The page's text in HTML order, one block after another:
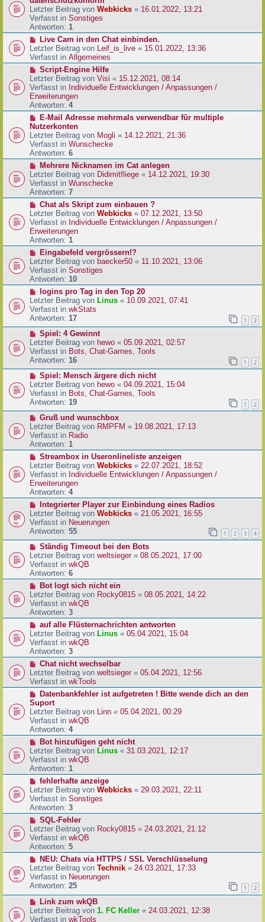
g
B
e
i
t
a
g
u
e
r
B
e
i
t
a
g
Letzter Beitrag von Webkicks « 16.01.2022, 13:21
Verfasst in Sonstiges
Antworten: 1
N
e
u
e
r
B
e
i
t
a
g
Live Cam in den Chat einbinden.
Letzter Beitrag von Leif_is_live « 15.01.2022, 13:36
Verfasst in Allgemeines
N
e
u
e
r
B
e
i
t
r
a
g
Script-Engine Hilfe
Letzter Beitrag von Visi « 15.12.2021, 08:14
Verfasst in Individuelle Entwicklungen / Anpassungen /
Erweiterungen
Antworten: 4
N
e
u
e
r
B
e
i
t
r
a
g
E-Mail Adresse mehrmals verwendbar für multiple
Nutzerkonten
Letzter Beitrag von Mogli « 14.12.2021, 21:36
Verfasst in Wunschecke
Antworten: 6
N
e
u
e
r
B
e
i
t
r
a
g
Mehrere Nicknamen im Cat anlegen
Letzter Beitrag von Didimitfliege « 14.12.2021, 19:30
Verfasst in Wunschecke
Antworten: 7
N
e
u
e
r
B
e
i
t
r
a
g
Chat als Skript zum einbauen ?
Letzter Beitrag von Webkicks « 07.12.2021, 13:50
Verfasst in Individuelle Entwicklungen / Anpassungen /
Erweiterungen
Antworten: 1
N
e
u
e
r
B
e
i
t
a
g
Eingabefeld vergrössern!?
Letzter Beitrag von baecker50 « 11.10.2021, 13:06
Verfasst in Sonstiges
Antworten: 10
N
e
u
e
r
B
e
i
t
r
a
g
logins pro Tag in den Top 20
Letzter Beitrag von Linus « 10.09.2021, 07:41
Verfasst in wkStats
Antworten: 17 1 2
N
e
u
e
r
B
e
i
t
r
a
g
Spiel: 4 Gewinnt
Letzter Beitrag von hewo « 05.09.2021, 02:57
Verfasst in Bots, Chat-Games, Tools
Antworten: 16 1 2
N
e
u
e
r
B
e
i
t
a
g
Spiel: Mensch ärgere dich nicht
Letzter Beitrag von hewo « 04.09.2021, 15:04
Verfasst in Bots, Chat-Games, Tools
Antworten: 19 1 2
N
e
u
e
r
B
e
i
t
r
a
g
Gruß und wunschbox
Letzter Beitrag von RMPFM « 19.08.2021, 17:13
Verfasst in Radio
Antworten: 1
N
e
u
e
r
B
e
i
t
r
a
g
Streambox in Useronlineliste anzeigen
Letzter Beitrag von Webkicks « 22.07.2021, 18:52
Verfasst in Individuelle Entwicklungen / Anpassungen /
Erweiterungen
Antworten: 4
N
e
u
e
r
B
e
i
t
a
g
Integrierter Player zur Einbindung eines Radios
Letzter Beitrag von Webkicks « 21.05.2021, 16:55
Verfasst in Neuerungen
Antworten: 55 1 2 3 4
N
e
u
e
r
B
e
i
t
a
g
Ständig Timeout bei den Bots
Letzter Beitrag von weltsieger« 08.05.2021, 17:00
Verfasst in wkQB
Antworten: 6
N
e
u
e
r
B
e
i
t
a
g
Bot logt sich nicht ein
Letzter Beitrag von Rocky0815 « 08.05.2021, 14:22
Verfasst in wkQB
Antworten: 3
N
e
u
e
r
B
e
i
r
a
g
auf alle Flüsternachrichten antworten
Letzter Beitrag von Linus « 05.04.2021, 15:04
Verfasst in wkQB
Antworten: 3
N
e
u
e
B
e
i
t
a
g
Chat nicht wechselbar
Letzter Beitrag von weltsieger « 05.04.2021, 12:56
Verfasst in wkTools
N
e
u
e
r
B
e
i
t
r
a
g
Datenbankfehler ist aufgetreten ! Bitte wende dich an den
Suport
Letzter Beitrag von Linn « 05.04.2021, 00:29
Verfasst in wkQB
Antworten: 4
N
e
u
e
r
B
e
i
t
a
g
Bot hinzufügen geht nicht
Letzter Beitrag von Linus « 31.03.2021, 12:17
Verfasst in wkQB
Antworten: 1
N
e
u
e
r
B
e
i
t
a
g
fehlerhafte anzeige
Letzter Beitrag von Webkicks « 29.03.2021, 22:11
Verfasst in Sonstiges
Antworten: 3
N
e
u
e
r
B
e
i
t
a
g
SQL-Fehler
Letzter Beitrag von Rocky0815 « 24.03.2021, 21:12
Verfasst in wkQB
Antworten: 5
N
e
u
e
r
B
e
NEU: Chats via HTTPS / SSL Verschlüsselung
Letzter Beitrag von Technik « 24.03.2021, 17:33
Verfasst in Neuerungen
Antworten: 25 1 2
N
e
u
Link zum wkQB
Letzter Beitrag von 1. FC Keller « 24.03.2021, 12:38
Verfasst in wkTools